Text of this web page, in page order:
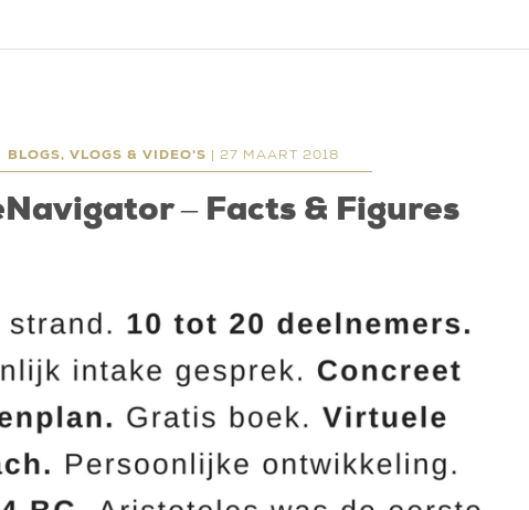
BLOGS, VLOGS & VIDEO'S | 27 MAART 2018
– Facts & Figures